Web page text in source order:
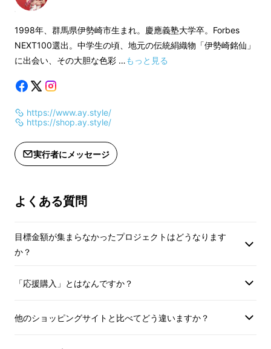
その現実を前に、私は5年前、伊勢崎銘仙の着
現代の衣服へと再編集するブランド「
立ち上げました。
けれど、アップサイクルだけでは文化は続かな
“新しいものを生み出さなければ、未来はつく
れない。”
その答えとして辿り着いたのが、
した。
1998年、群馬県伊勢崎市生まれ。慶應義塾大学卒。Forbes
NEXT100選出。中学生の頃、地元の伝統絹織物「伊勢崎銘仙」
に出会い、その大胆な色彩 …もっと見る
https://www.ay.style/
https://shop.ay.style/
実行者にメッセージ
よくある質問
目標金額が集まらなかったプロジェクトはどうなります
か？
「応援購入」とはなんですか？
他のショッピングサイトと比べてどう違いますか？